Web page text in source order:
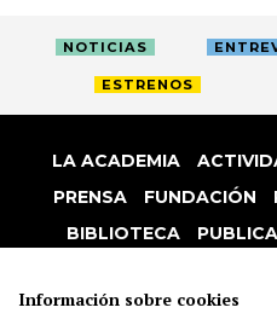
NOTICIAS
ESTRENOS
LA ACADEMIA
PRENSA
FUNDACIÓN
BIBLIOTECA
Información sobre cookies